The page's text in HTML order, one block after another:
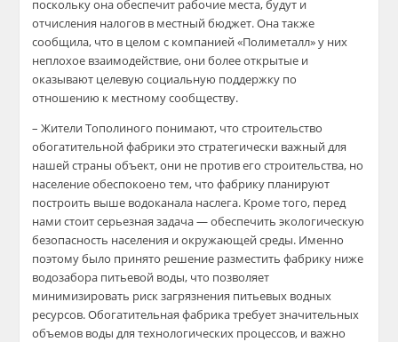
поскольку она обеспечит рабочие места, будут и
отчисления налогов в местный бюджет. Она также
сообщила, что в целом с компанией «Полиметалл» у них
неплохое взаимодействие, они более открытые и
оказывают целевую социальную поддержку по
отношению к местному сообществу.
– Жители Тополиного понимают, что строительство
обогатительной фабрики это стратегически важный для
нашей страны объект, они не против его строительства, но
население обеспокоено тем, что фабрику планируют
построить выше водоканала наслега. Кроме того, перед
нами стоит серьезная задача — обеспечить экологическую
безопасность населения и окружающей среды. Именно
поэтому было принято решение разместить фабрику ниже
водозабора питьевой воды, что позволяет
минимизировать риск загрязнения питьевых водных
ресурсов. Обогатительная фабрика требует значительных
объемов воды для технологических процессов, и важно